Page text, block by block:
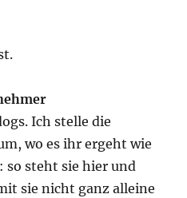
Ich stelle die
wo es ihr ergeht wie
steht sie hier und
sie nicht ganz alleine